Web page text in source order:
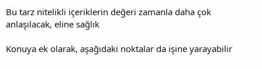
Bu tarz nitelikli içeriklerin değeri zamanla daha çok
anlaşılacak, eline sağlık
Konuya ek olarak, aşağıdaki noktalar da işine yarayabilir